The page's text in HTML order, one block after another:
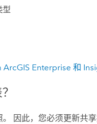
型
ArcGIS Enterprise 和
因此，您必须更新共